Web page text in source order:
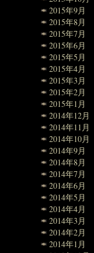
2015年9月
2015年8月
2015年7月
2015年6月
2015年5月
2015年4月
2015年3月
2015年2月
2015年1月
2014年12月
2014年11月
2014年10月
2014年9月
2014年8月
2014年7月
2014年6月
2014年5月
2014年4月
2014年3月
2014年2月
2014年1月